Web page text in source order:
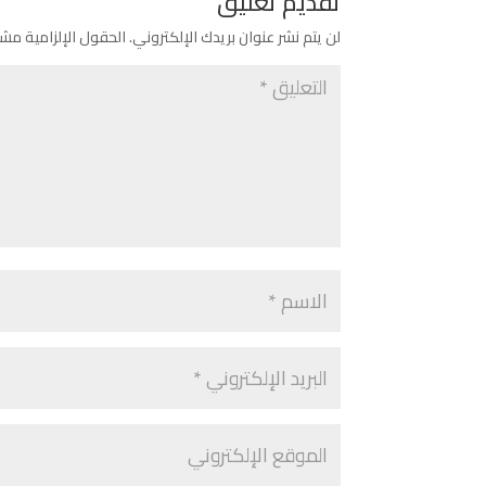
لن يتم نشر عنوان بريدك الإلكتروني.الحقول الإلزامية